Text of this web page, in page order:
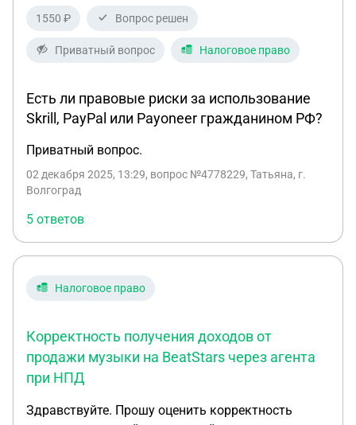
1550 ₽ Вопрос решен
Приватный вопрос Налоговое право
Есть ли правовые риски за использование
Skrill, PayPal или Payoneer гражданином РФ?
Приватный вопрос.
02 декабря 2025, 13:29, вопрос №4778229, Татьяна, г.
Волгоград
5 ответов
Налоговое право
Корректность получения доходов от
продажи музыки на BeatStars через агента
при НПД
Здравствуйте. Прошу оценить корректность